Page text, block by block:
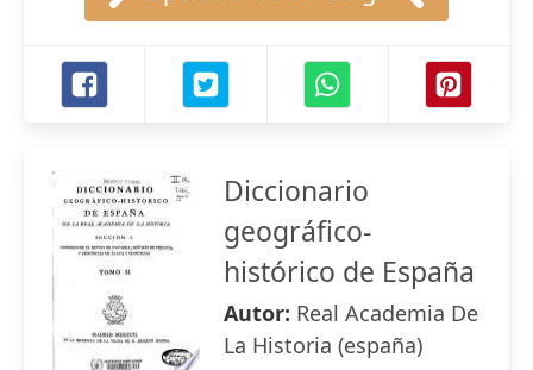
Diccionario
geográfico-
histórico de España
Autor: Real Academia De
La Historia (españa)